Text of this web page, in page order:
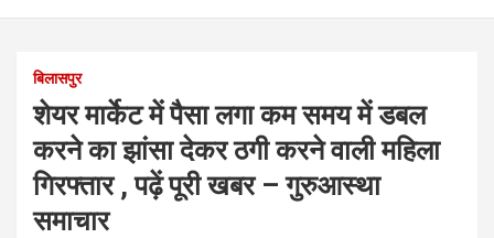
बिलासपुर
शेयर मार्केट में पैसा लगा कम समय में डबल
करने का झांसा देकर ठगी करने वाली महिला
गिरफ्तार , पढ़ें पूरी खबर – गुरुआस्था
समाचार